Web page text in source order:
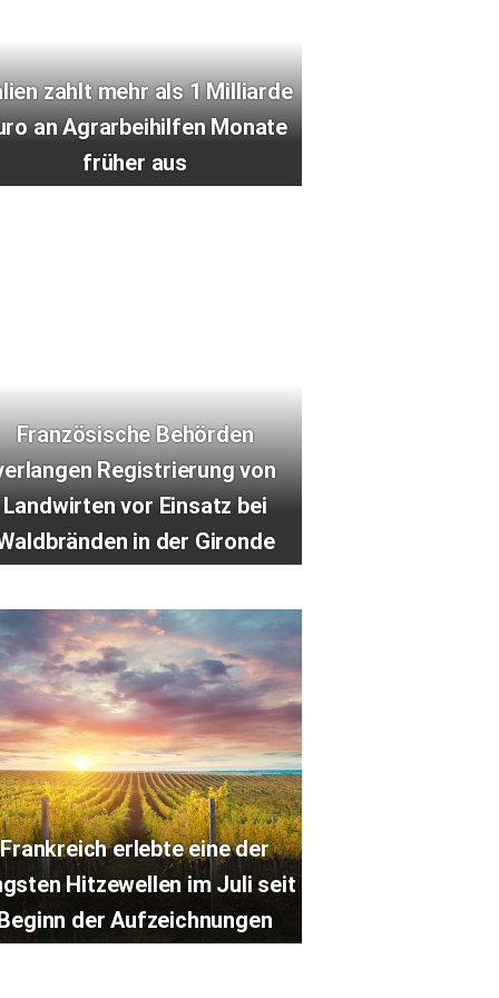
zahlt mehr als 1 Milliarde
an Agrarbeihilfen Monate
früher aus
Französische Behörden
Registrierung von
Landwirten vor Einsatz bei
in der Gironde
Frankreich erlebte eine der
Hitzewellen im Juli seit
der Aufzeichnungen